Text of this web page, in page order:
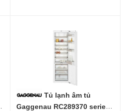
Tủ lạnh âm tủ
Gaggenau RC289370 series